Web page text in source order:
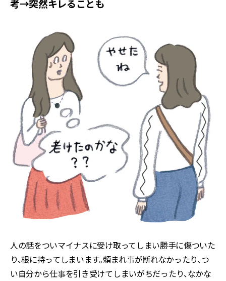
考→突然キレることも
人の話をついマイナスに受け取ってしまい勝手に傷ついた
り、根に持ってしまいます。頼まれ事が断れなかったり、つ
い自分から仕事を引き受けてしまいがちだったり、なかな